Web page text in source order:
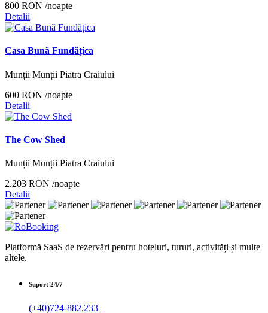
800 RON /noapte
Detalii
Casa Bună Fundățica
Munții Munții Piatra Craiului
600 RON /noapte
Detalii
The Cow Shed
Munții Munții Piatra Craiului
2.203 RON /noapte
Detalii
Platformă SaaS de rezervări pentru hoteluri, tururi, activități și multe
altele.
Suport 24/7
(+40)724-882.233